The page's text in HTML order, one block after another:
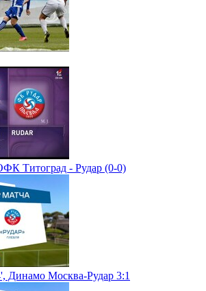
Титоград - Рудар (0-0)
Динамо Москва-Рудар 3:1